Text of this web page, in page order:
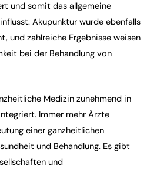
und somit das allgemeine
Akupunktur wurde ebenfalls
und zahlreiche Ergebnisse weisen
bei der Behandlung von
Medizin zunehmend in
Immer mehr Ärzte
einer ganzheitlichen
und Behandlung. Es gibt
und